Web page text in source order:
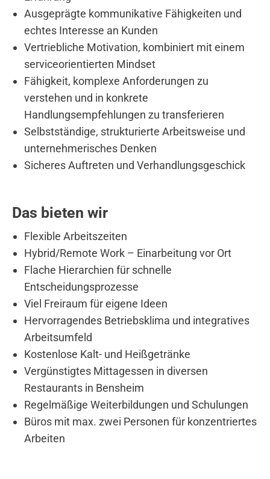
Ausgeprägte kommunikative Fähigkeiten und
echtes Interesse an Kunden
Vertriebliche Motivation, kombiniert mit einem
serviceorientierten Mindset
Fähigkeit, komplexe Anforderungen zu
verstehen und in konkrete
Handlungsempfehlungen zu transferieren
Selbstständige, strukturierte Arbeitsweise und
unternehmerisches Denken
Sicheres Auftreten und Verhandlungsgeschick
Das bieten wir
Flexible Arbeitszeiten
Hybrid/Remote Work – Einarbeitung vor Ort
Flache Hierarchien für schnelle
Entscheidungsprozesse
Viel Freiraum für eigene Ideen
Hervorragendes Betriebsklima und integratives
Arbeitsumfeld
Kostenlose Kalt- und Heißgetränke
Vergünstigtes Mittagessen in diversen
Restaurants in Bensheim
Regelmäßige Weiterbildungen und Schulungen
Büros mit max. zwei Personen für konzentriertes
Arbeiten